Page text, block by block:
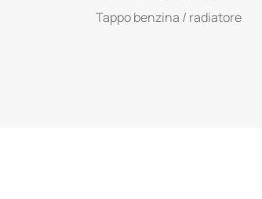
Tappo benzina / radiatore